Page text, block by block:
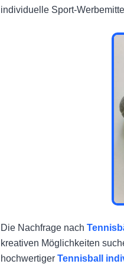
individuelle Sport-
Die Nachfrage nach
kreativen Möglichkeiten
hochwertiger Tennisball